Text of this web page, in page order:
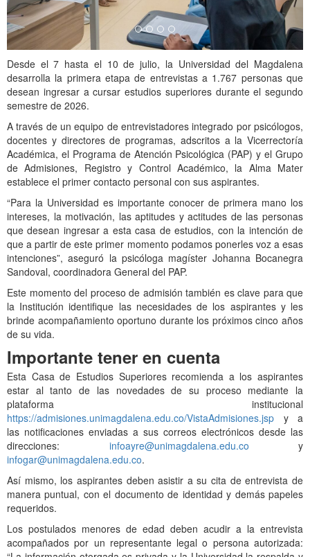
Desde el 7 hasta el 10 de julio, la Universidad del Magdalena
desarrolla la primera etapa de entrevistas a 1.767 personas que
desean ingresar a cursar estudios superiores durante el segundo
semestre de 2026.
A través de un equipo de entrevistadores integrado por psicólogos,
docentes y directores de programas, adscritos a la Vicerrectoría
Académica, el Programa de Atención Psicológica (PAP) y el Grupo
de Admisiones, Registro y Control Académico, la Alma Mater
establece el primer contacto personal con sus aspirantes.
“Para la Universidad es importante conocer de primera mano los
intereses, la motivación, las aptitudes y actitudes de las personas
que desean ingresar a esta casa de estudios, con la intención de
que a partir de este primer momento podamos ponerles voz a esas
intenciones”, aseguró la psicóloga magíster Johanna Bocanegra
Sandoval, coordinadora General del PAP.
Este momento del proceso de admisión también es clave para que
la Institución identifique las necesidades de los aspirantes y les
brinde acompañamiento oportuno durante los próximos cinco años
de su vida.
Importante tener en cuenta
Esta Casa de Estudios Superiores recomienda a los aspirantes
estar al tanto de las novedades de su proceso mediante la
plataforma institucional
https://admisiones.unimagdalena.edu.co/VistaAdmisiones.jsp y a
las notificaciones enviadas a sus correos electrónicos desde las
direcciones: infoayre@unimagdalena.edu.co y
infogar@unimagdalena.edu.co.
Así mismo, los aspirantes deben asistir a su cita de entrevista de
manera puntual, con el documento de identidad y demás papeles
requeridos.
Los postulados menores de edad deben acudir a la entrevista
acompañados por un representante legal o persona autorizada: